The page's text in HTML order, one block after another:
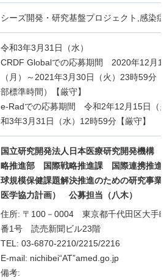
シーズ開発・研究基盤プロジェクト,感染症
令和3年3月31日（水）
CRDF Globalでの応募期間 2020年12月
（月）～2021年3月30日（火）23時59分
部標準時間）【厳守】
e-Radでの応募期間 令和2年12月15日（
和3年3月31日（水）12時59分【厳守】
国立研究開発法人日本医療研究開発機構
略推進部 国際戦略推進課 国際連携推進
球規模保健課題解決推進のための研究事業
医学協力計画）
公募担当（八木）
住所: 〒100－0004 東京都千代田区大手
番1号 読売新聞ビル23階
TEL: 03-6870-2210/2215/2216
E-mail: nichibei“AT”amed.go.jp
備考: